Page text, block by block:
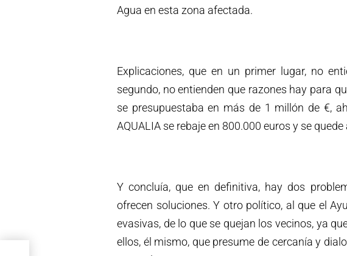
Agua en esta zona afectada.
Explicaciones, que en un primer lugar, no
segundo, no entienden que razones hay para
se presupuestaba en más de 1 millón de €,
AQUALIA se rebaje en 800.000 euros y se
Y concluía, que en definitiva, hay dos
ofrecen soluciones. Y otro político, al que el
evasivas, de lo que se quejan los vecinos, ya
ellos, él mismo, que presume de cercanía y